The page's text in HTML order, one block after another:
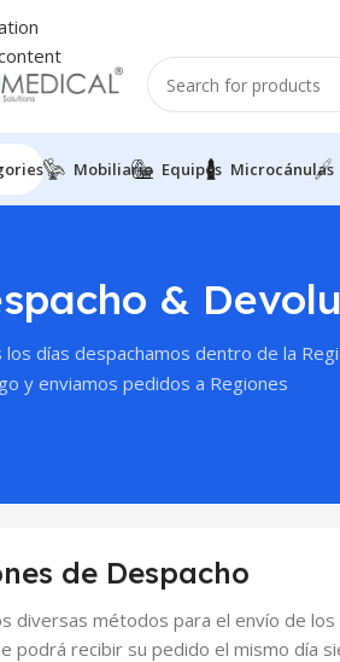
Mobiliario Equipos Microcánulas
&
los días despachamos dentro de la
y enviamos pedidos a Regiones
de Despacho
diversas métodos para el envío de
podrá recibir su pedido el mismo día